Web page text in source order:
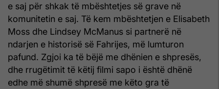
e saj për shkak të mbështetjes së grave në
komunitetin e saj. Të kem mbështetjen e Elisabeth
Moss dhe Lindsey McManus si partnerë në
ndarjen e historisë së Fahrijes, më lumturon
pafund. Zgjoi ka të bëjë me dhënien e shpresës,
dhe rrugëtimit të këtij filmi sapo i është dhënë
edhe më shumë shpresë me këto gra të